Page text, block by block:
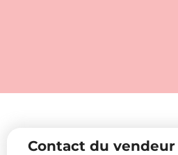
Contact du vendeur